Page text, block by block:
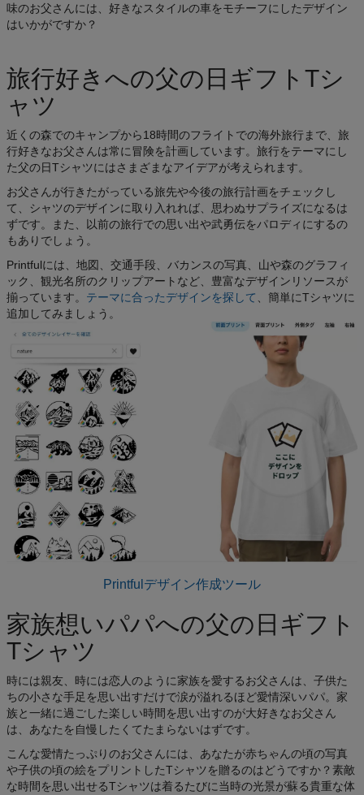
味のお父さんには、好きなスタイルの車をモチーフにしたデザイン
はいかがですか？
旅行好きへの父の日ギフトTシ
ャツ
近くの森でのキャンプから18時間のフライトでの海外旅行まで、旅
行好きなお父さんは常に冒険を計画しています。旅行をテーマにし
た父の日Tシャツにはさまざまなアイデアが考えられます。
お父さんが行きたがっている旅先や今後の旅行計画をチェックし
て、シャツのデザインに取り入れれば、思わぬサプライズになるは
ずです。また、以前の旅行での思い出や武勇伝をパロディにするの
もありでしょう。
Printfulには、地図、交通手段、バカンスの写真、山や森のグラフィ
ック、観光名所のクリップアートなど、豊富なデザインリソースが
揃っています。 テーマに合ったデザインを探して
、簡単にTシャツに
追加してみましょう。
Printfulデザイン作成ツール
家族想いパパへの父の日ギフト
Tシャツ
時には親友、時には恋人のように家族を愛するお父さんは、子供た
ちの小さな手足を思い出すだけで涙が溢れるほど愛情深いパパ。家
族と一緒に過ごした楽しい時間を思い出すのが大好きなお父さん
は、あなたを自慢したくてたまらないはずです。
こんな愛情たっぷりのお父さんには、あなたが赤ちゃんの頃の写真
や子供の頃の絵をプリントしたTシャツを贈るのはどうですか？素敵
な時間を思い出せるTシャツは着るたびに当時の光景が蘇る貴重な体